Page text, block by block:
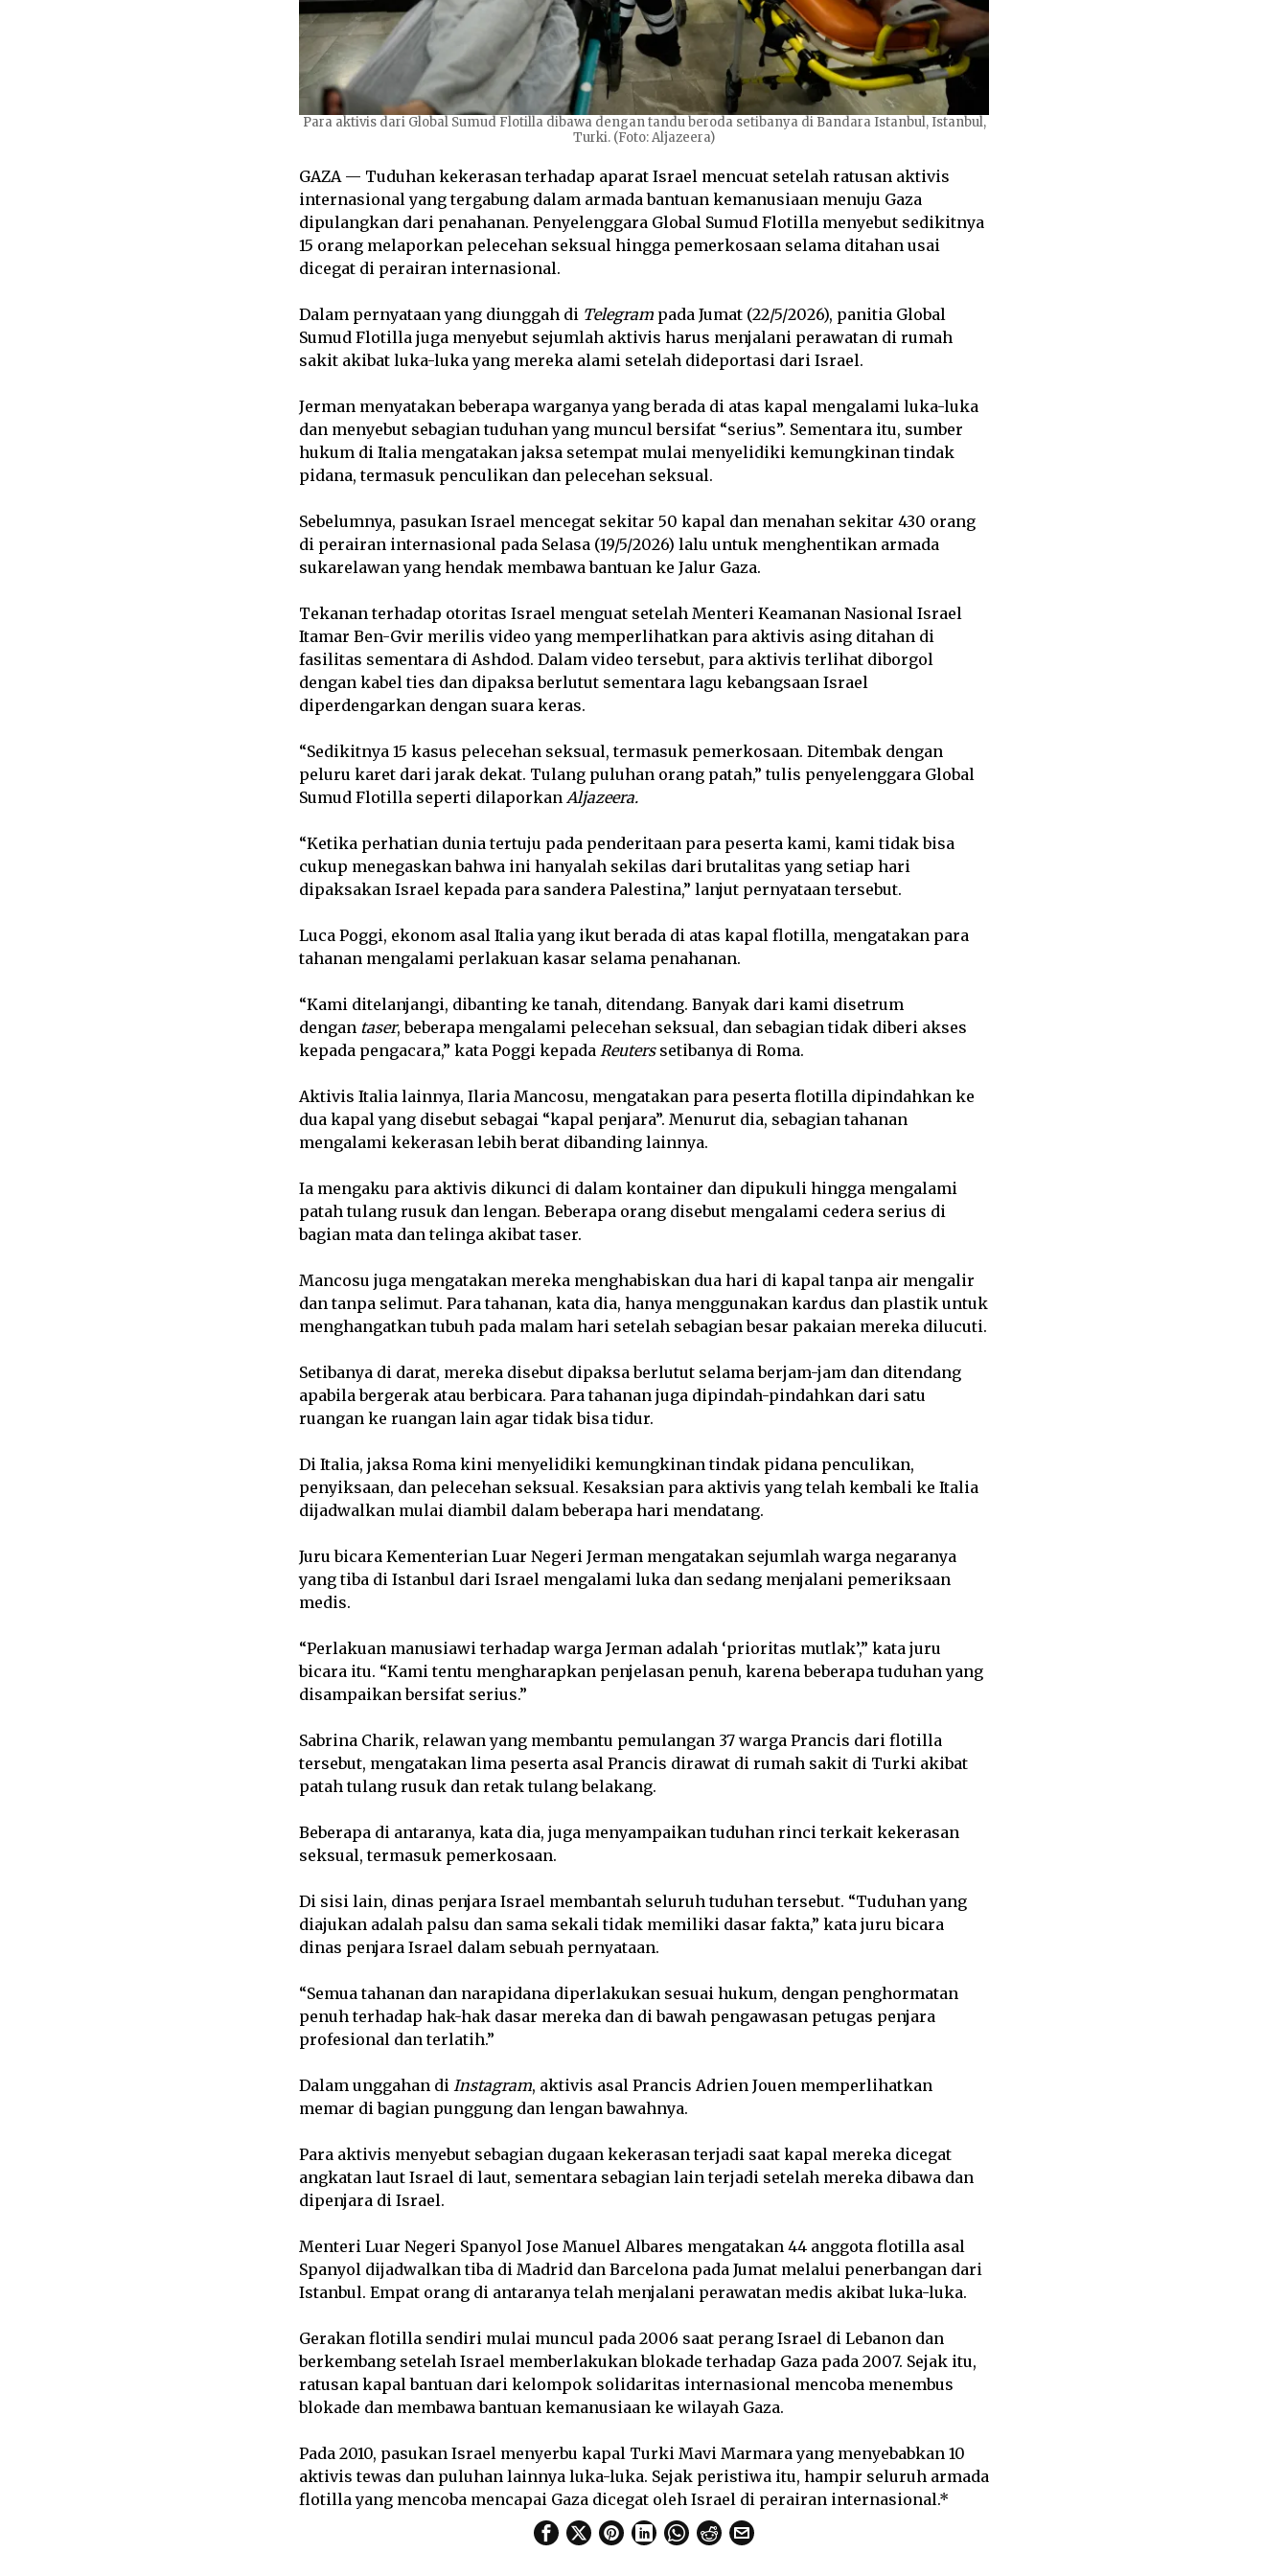
Para aktivis dari Global Sumud Flotilla dibawa dengan tandu beroda setibanya di Bandara Istanbul, Istanbul,
Turki. (Foto: Aljazeera)
GAZA — Tuduhan kekerasan terhadap aparat Israel mencuat setelah ratusan aktivis
internasional yang tergabung dalam armada bantuan kemanusiaan menuju Gaza
dipulangkan dari penahanan. Penyelenggara Global Sumud Flotilla menyebut sedikitnya
15 orang melaporkan pelecehan seksual hingga pemerkosaan selama ditahan usai
dicegat di perairan internasional.
Dalam pernyataan yang diunggah di Telegram pada Jumat (22/5/2026), panitia Global
Sumud Flotilla juga menyebut sejumlah aktivis harus menjalani perawatan di rumah
sakit akibat luka-luka yang mereka alami setelah dideportasi dari Israel.
Jerman menyatakan beberapa warganya yang berada di atas kapal mengalami luka-luka
dan menyebut sebagian tuduhan yang muncul bersifat “serius”. Sementara itu, sumber
hukum di Italia mengatakan jaksa setempat mulai menyelidiki kemungkinan tindak
pidana, termasuk penculikan dan pelecehan seksual.
Sebelumnya, pasukan Israel mencegat sekitar 50 kapal dan menahan sekitar 430 orang
di perairan internasional pada Selasa (19/5/2026) lalu untuk menghentikan armada
sukarelawan yang hendak membawa bantuan ke Jalur Gaza.
Tekanan terhadap otoritas Israel menguat setelah Menteri Keamanan Nasional Israel
Itamar Ben-Gvir merilis video yang memperlihatkan para aktivis asing ditahan di
fasilitas sementara di Ashdod. Dalam video tersebut, para aktivis terlihat diborgol
dengan kabel ties dan dipaksa berlutut sementara lagu kebangsaan Israel
diperdengarkan dengan suara keras.
“Sedikitnya 15 kasus pelecehan seksual, termasuk pemerkosaan. Ditembak dengan
peluru karet dari jarak dekat. Tulang puluhan orang patah,” tulis penyelenggara Global
Sumud Flotilla seperti dilaporkan Aljazeera.
“Ketika perhatian dunia tertuju pada penderitaan para peserta kami, kami tidak bisa
cukup menegaskan bahwa ini hanyalah sekilas dari brutalitas yang setiap hari
dipaksakan Israel kepada para sandera Palestina,” lanjut pernyataan tersebut.
Luca Poggi, ekonom asal Italia yang ikut berada di atas kapal flotilla, mengatakan para
tahanan mengalami perlakuan kasar selama penahanan.
“Kami ditelanjangi, dibanting ke tanah, ditendang. Banyak dari kami disetrum
dengan taser, beberapa mengalami pelecehan seksual, dan sebagian tidak diberi akses
kepada pengacara,” kata Poggi kepada Reuterssetibanya di Roma.
Aktivis Italia lainnya, Ilaria Mancosu, mengatakan para peserta flotilla dipindahkan ke
dua kapal yang disebut sebagai “kapal penjara”. Menurut dia, sebagian tahanan
mengalami kekerasan lebih berat dibanding lainnya.
Ia mengaku para aktivis dikunci di dalam kontainer dan dipukuli hingga mengalami
patah tulang rusuk dan lengan. Beberapa orang disebut mengalami cedera serius di
bagian mata dan telinga akibat taser.
Mancosu juga mengatakan mereka menghabiskan dua hari di kapal tanpa air mengalir
dan tanpa selimut. Para tahanan, kata dia, hanya menggunakan kardus dan plastik untuk
menghangatkan tubuh pada malam hari setelah sebagian besar pakaian mereka dilucuti.
Setibanya di darat, mereka disebut dipaksa berlutut selama berjam-jam dan ditendang
apabila bergerak atau berbicara. Para tahanan juga dipindah-pindahkan dari satu
ruangan ke ruangan lain agar tidak bisa tidur.
Di Italia, jaksa Roma kini menyelidiki kemungkinan tindak pidana penculikan,
penyiksaan, dan pelecehan seksual. Kesaksian para aktivis yang telah kembali ke Italia
dijadwalkan mulai diambil dalam beberapa hari mendatang.
Juru bicara Kementerian Luar Negeri Jerman mengatakan sejumlah warga negaranya
yang tiba di Istanbul dari Israel mengalami luka dan sedang menjalani pemeriksaan
medis.
“Perlakuan manusiawi terhadap warga Jerman adalah ‘prioritas mutlak’,” kata juru
bicara itu. “Kami tentu mengharapkan penjelasan penuh, karena beberapa tuduhan yang
disampaikan bersifat serius.”
Sabrina Charik, relawan yang membantu pemulangan 37 warga Prancis dari flotilla
tersebut, mengatakan lima peserta asal Prancis dirawat di rumah sakit di Turki akibat
patah tulang rusuk dan retak tulang belakang.
Beberapa di antaranya, kata dia, juga menyampaikan tuduhan rinci terkait kekerasan
seksual, termasuk pemerkosaan.
Di sisi lain, dinas penjara Israel membantah seluruh tuduhan tersebut. “Tuduhan yang
diajukan adalah palsu dan sama sekali tidak memiliki dasar fakta,” kata juru bicara
dinas penjara Israel dalam sebuah pernyataan.
“Semua tahanan dan narapidana diperlakukan sesuai hukum, dengan penghormatan
penuh terhadap hak-hak dasar mereka dan di bawah pengawasan petugas penjara
profesional dan terlatih.”
Dalam unggahan di Instagram, aktivis asal Prancis Adrien Jouen memperlihatkan
memar di bagian punggung dan lengan bawahnya.
Para aktivis menyebut sebagian dugaan kekerasan terjadi saat kapal mereka dicegat
angkatan laut Israel di laut, sementara sebagian lain terjadi setelah mereka dibawa dan
dipenjara di Israel.
Menteri Luar Negeri Spanyol Jose Manuel Albares mengatakan 44 anggota flotilla asal
Spanyol dijadwalkan tiba di Madrid dan Barcelona pada Jumat melalui penerbangan dari
Istanbul. Empat orang di antaranya telah menjalani perawatan medis akibat luka-luka.
Gerakan flotilla sendiri mulai muncul pada 2006 saat perang Israel di Lebanon dan
berkembang setelah Israel memberlakukan blokade terhadap Gaza pada 2007. Sejak itu,
ratusan kapal bantuan dari kelompok solidaritas internasional mencoba menembus
blokade dan membawa bantuan kemanusiaan ke wilayah Gaza.
Pada 2010, pasukan Israel menyerbu kapal Turki Mavi Marmara yang menyebabkan 10
aktivis tewas dan puluhan lainnya luka-luka. Sejak peristiwa itu, hampir seluruh armada
flotilla yang mencoba mencapai Gaza dicegat oleh Israel di perairan internasional.*